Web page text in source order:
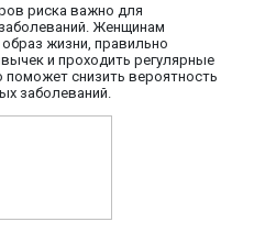
риска важно для
Женщинам
жизни, правильно
и проходить регулярные
поможет снизить вероятность
заболеваний.